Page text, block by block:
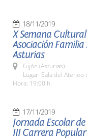
18/11/2019
X Semana
Asociación
Asturias
Gijón (Asturias)
Lugar: Sala del Ateneo
Hora: 19:00 h.
17/11/2019
Jornada Escolar
III Carrera